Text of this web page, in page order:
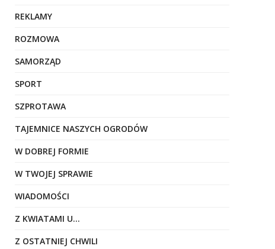
REKLAMY
ROZMOWA
SAMORZĄD
SPORT
SZPROTAWA
TAJEMNICE NASZYCH OGRODÓW
W DOBREJ FORMIE
W TWOJEJ SPRAWIE
WIADOMOŚCI
Z KWIATAMI U…
Z OSTATNIEJ CHWILI